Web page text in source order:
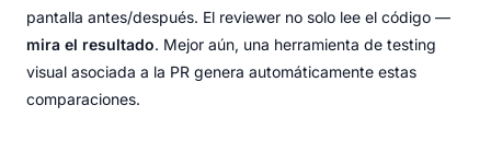
pantalla antes/después. El reviewer no solo lee el código —
mira el resultado. Mejor aún, una herramienta de testing
visual asociada a la PR genera automáticamente estas
comparaciones.